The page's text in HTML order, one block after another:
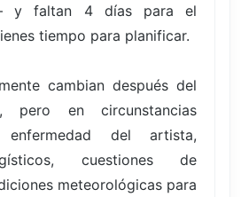
y faltan 4 días para el
tiempo para planificar.
cambian después del
pero en circunstancias
del artista,
cuestiones de
meteorológicas para